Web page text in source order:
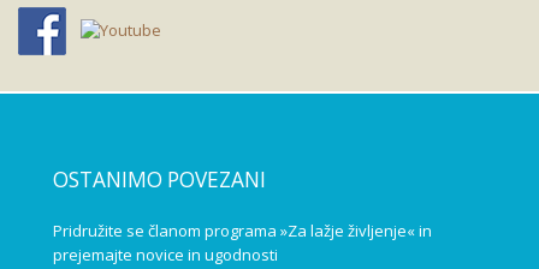
OSTANIMO POVEZANI
Pridružite se članom programa »Za lažje življenje« in
prejemajte novice in ugodnosti